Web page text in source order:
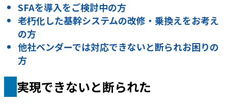
SFAを導入をご検討中の方
老朽化した基幹システムの改修・乗換えをお考え
の方
他社ベンダーでは対応できないと断られお困りの
方
実現できないと断られた